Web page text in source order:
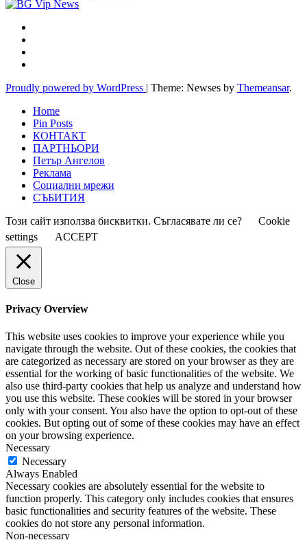
Proudly powered by WordPress | Theme: Newses by Themeansar.
Home
Pin Posts
КОНТАКТ
ПАРТНЬОРИ
Петър Ангелов
Реклама
Социални мрежи
СЪБИТИЯ
Този сайт използва бисквитки. Съгласявате ли се?
Cookie
settings
ACCEPT
Close
Privacy Overview
This website uses cookies to improve your experience while you
navigate through the website. Out of these cookies, the cookies that
are categorized as necessary are stored on your browser as they are
essential for the working of basic functionalities of the website. We
also use third-party cookies that help us analyze and understand how
you use this website. These cookies will be stored in your browser
only with your consent. You also have the option to opt-out of these
cookies. But opting out of some of these cookies may have an effect
on your browsing experience.
Necessary
Necessary
Always Enabled
Necessary cookies are absolutely essential for the website to
function properly. This category only includes cookies that ensures
basic functionalities and security features of the website. These
cookies do not store any personal information.
Non-necessary